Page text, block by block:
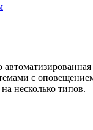
с
несколько типов.